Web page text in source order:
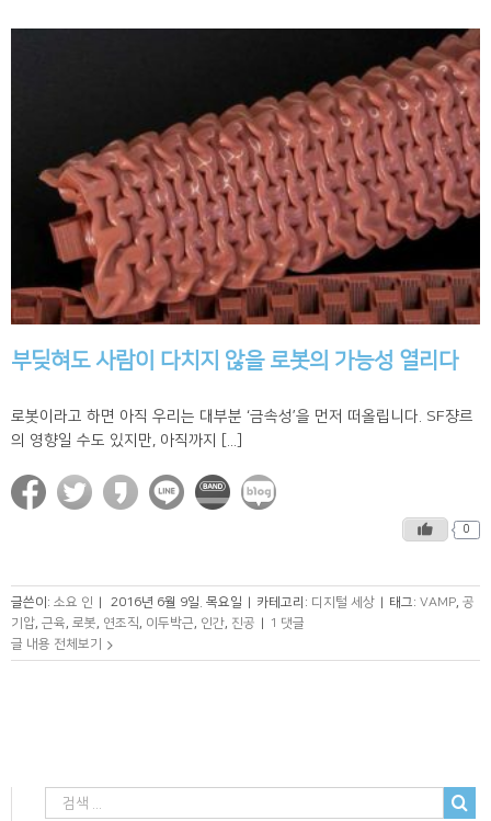
부딪혀도 사람이 다치지 않을 로봇의 가능성 열리다
로봇이라고 하면 아직 우리는 대부분 ‘금속성’을 먼저 떠올립니다. SF쟝르
의 영향일 수도 있지만, 아직까지 [...]
0
글쓴이: 소요 인 2016년 6월 9일. 목요일 카테고리: 디지털 세상 태그: VAMP, 공
기압, 근육, 로봇, 연조직, 이두박근, 인간, 진공
1 댓글
글 내용 전체보기